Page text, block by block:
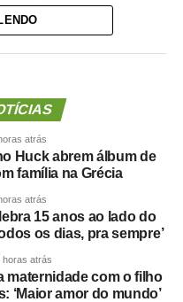
grossenses, o
Oeste brasileiro”,
reserva para cargos de
funções como
atrás
Huck abrem álbum de
família na Grécia
atrás
15 anos ao lado do
os dias, pra sempre’
horas atrás
maternidade com o filho
‘Maior amor do mundo’